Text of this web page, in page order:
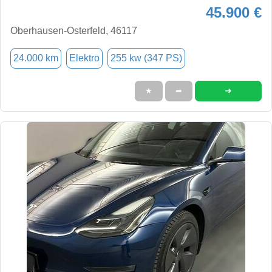
45.900 €
Oberhausen-Osterfeld, 46117
24.000 km Elektro 255 kw (347 PS)
★ ➦ ➜